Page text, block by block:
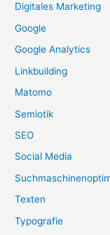
Digitales Marketing
Google
Google Analytics
Linkbuilding
Matomo
Semiotik
SEO
Social Media
Texten
Typografie